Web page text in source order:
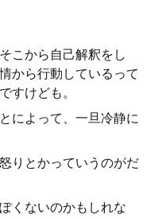
こから自己解釈をし
から行動しているって
すけども。
によって、一旦冷静に
りとかっていうのがだ
くないのかもしれな